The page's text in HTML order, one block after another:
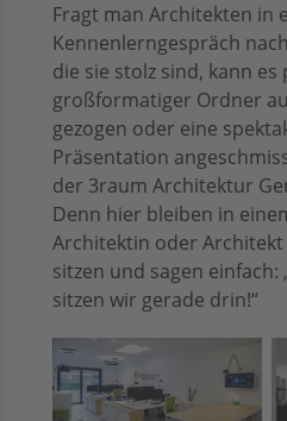
Fragt man Architekten in
Kennenlerngespräch
die sie stolz sind, kann es
großformatiger Ordner
gezogen oder eine
Präsentation
der 3raum Architektur
Denn hier bleiben in
Architektin oder
sitzen und sagen einfach:
sitzen wir gerade drin!“